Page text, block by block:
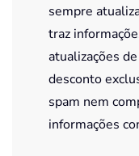
sempre
traz
atualizações
desconto
spam nem
informações